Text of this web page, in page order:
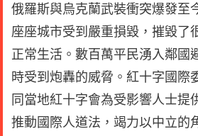
俄羅斯與烏克蘭武裝衝突爆發至
座座城市受到嚴重損毀，摧毀了
正常生活。數百萬平民湧入鄰國
時受到炮轟的威脅。紅十字國際
同當地紅十字會為受影響人士提
推動國際人道法，竭力以中立的